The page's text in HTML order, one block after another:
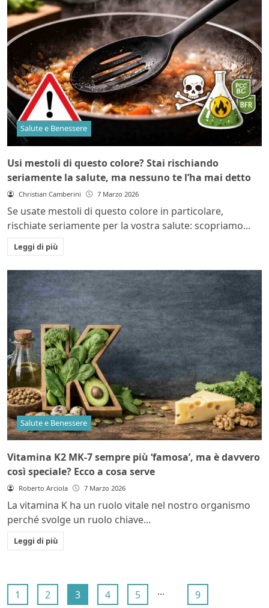
Salute e Benessere
Usi mestoli di questo colore? Stai rischiando
seriamente la salute, ma nessuno te l’ha mai detto
Christian Camberini 7 Marzo 2026
Se usate mestoli di questo colore in particolare,
rischiate seriamente per la vostra salute: scopriamo...
Leggi di più
Salute e Benessere
Vitamina K2 MK-7 sempre più ‘famosa’, ma è davvero
così speciale? Ecco a cosa serve
Roberto Arciola 7 Marzo 2026
La vitamina K ha un ruolo vitale nel nostro organismo
perché svolge un ruolo chiave...
Leggi di più
1 2 3 4 5 ... 9